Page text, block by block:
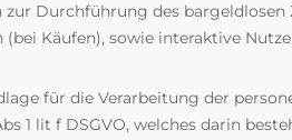
zur Durchführung des bargeldlosen
(bei Käufen), sowie interaktive
für die Verarbeitung der
1 lit f DSGVO, welches darin